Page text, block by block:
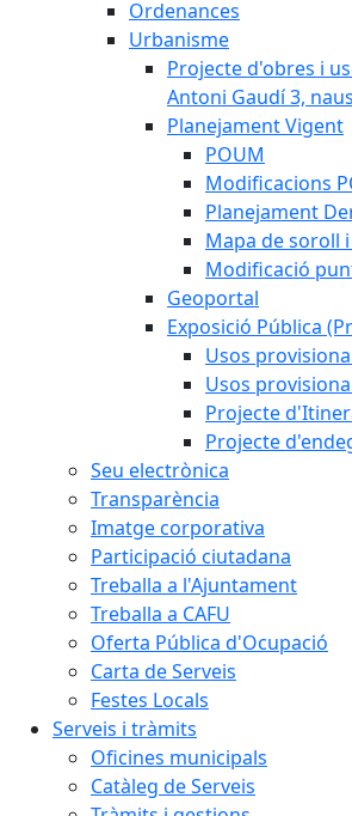
Ordenances
Urbanisme
Projecte d'obres i
Antoni Gaudí 3,
Planejament Vigent
POUM
Modificacions
Planejament
Mapa de soroll
Modificació
Geoportal
Exposició Pública
Usos
Usos
Projecte
Projecte
Seu electrònica
Transparència
Imatge corporativa
Participació ciutadana
Treballa a l'Ajuntament
Treballa a CAFU
Oferta Pública d'Ocupació
Carta de Serveis
Festes Locals
Serveis i tràmits
Oficines municipals
Catàleg de Serveis